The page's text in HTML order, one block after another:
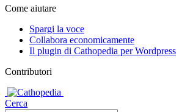
Come aiutare
Spargi la voce
Collabora economicamente
Il plugin di Cathopedia per Wordpress
Contributori
Cerca